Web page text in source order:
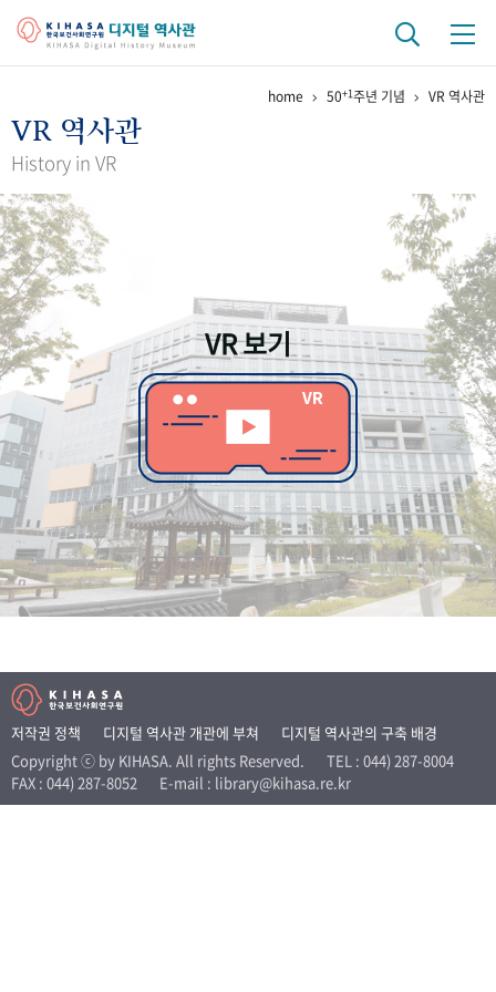
걸어온 길 기관 변천사
연구 역사
정책과 연구
간행물 변천사
기록물 아카이브
사진 아카이브 문서 기록물 행정박물 영상 기록물
50 주년 기념
성과 50선 숫자로 보는 50년 50 +1주년 광장
세계와 함께 한 KIHASA
VR 역사관
home 50+1주년 기념 VR 역사관
VR 역사관
History in VR
VR 보기
저작권 정책 디지털 역사관 개관에 부쳐
디지털 역사관의 구축 배경
Copyright ⓒ by KIHASA. All rights Reserved.
TEL : 044) 287-8004
FAX : 044) 287-8052
E-mail : library@kihasa.re.kr